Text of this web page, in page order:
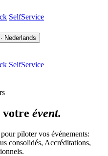
SelfService
Nederlands
SelfService
votre évent.
piloter vos événements:
consolidés, Accréditations,